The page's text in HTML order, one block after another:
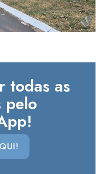
todas as
pelo